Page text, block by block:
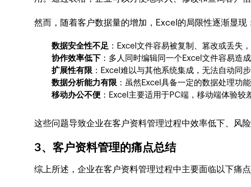
然而，随着客户数据量的增加，Excel的局限性逐渐显现
数据安全性不足 ：Excel文件容易被复制、篡改或丢失
协作效率低下 ：多人同时编辑同一个Excel文件容易造
扩展性有限 ：Excel难以与其他系统集成，无法自动同
数据分析能力有限 ：虽然Excel具备一定的数据处理功
移动办公不便 ：Excel主要适用于PC端，移动端体验较
这些问题导致企业在客户资料管理过程中效率低下、风
3、客户资料管理的痛点总结
综上所述，企业在客户资料管理过程中主要面临以下痛点